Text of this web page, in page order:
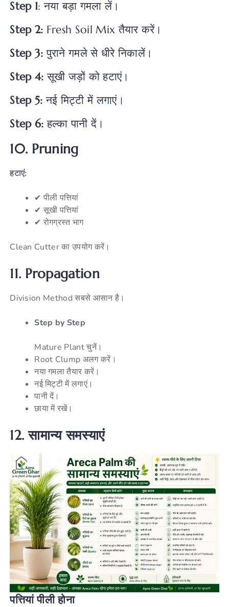
Step 1: नया बड़ा गमला लें।
Step 2: Fresh Soil Mix तैयार करें।
Step 3:पुराने गमले से धीरे निकालें।
Step 4:सूखी जड़ों को हटाएं।
Step 5:नई मिट्टी में लगाएं।
Step 6:हल्का पानी दें।
10. Pruning
हटाएं:
✔ पीली पत्तियां
✔ सूखी पत्तियां
✔ रोगग्रस्त भाग
Clean Cutter का उपयोग करें।
11. Propagation
Division Method सबसे आसान है।
Step by Step
Mature Plant चुनें।
Root Clump अलग करें।
नया गमला तैयार करें।
नई मिट्टी में लगाएं।
पानी दें।
छाया में रखें।
12.सामान्यसमस्याएं
पत्तियांपीलीहोना